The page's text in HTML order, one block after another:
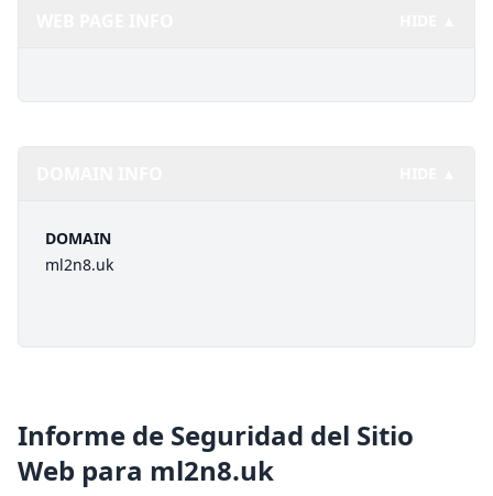
DOMAIN
ml2n8.uk
Informe de Seguridad del Sitio
Web para ml2n8.uk